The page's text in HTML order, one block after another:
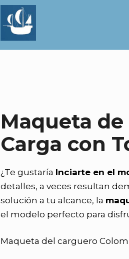
Maqueta
Carga con
¿Te gustaría Inciarte en el
detalles, a veces resultan
solución a tu alcance, la
el modelo perfecto para
Maqueta del carguero